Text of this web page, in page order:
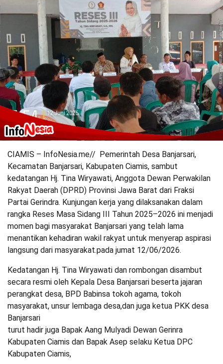
CIAMIS – InfoNesia.me// Pemerintah Desa Banjarsari,
Kecamatan Banjarsari, Kabupaten Ciamis, sambut
kedatangan Hj. Tina Wiryawati, Anggota Dewan Perwakilan
Rakyat Daerah (DPRD) Provinsi Jawa Barat dari Fraksi
Partai Gerindra. Kunjungan kerja yang dilaksanakan dalam
rangka Reses Masa Sidang III Tahun 2025–2026 ini menjadi
momen bagi masyarakat Banjarsari yang telah lama
menantikan kehadiran wakil rakyat untuk menyerap aspirasi
langsung dari masyarakat.pada jumat 12/06/2026.
Kedatangan Hj. Tina Wiryawati dan rombongan disambut
secara resmi oleh Kepala Desa Banjarsari beserta jajaran
perangkat desa, BPD Babinsa tokoh agama, tokoh
masyarakat, unsur lembaga desa,dan juga ketua PKK desa
Banjarsari
turut hadir juga Bapak Aang Mulyadi Dewan Gerinra
Kabupaten Ciamis dan Bapak Asep selaku Ketua DPC
Kabupaten Ciamis,